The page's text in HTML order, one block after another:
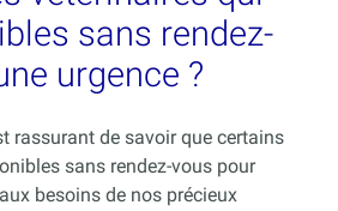
sans rendez-
urgence ?
rassurant de savoir que certains
sans rendez-vous pour
besoins de nos précieux